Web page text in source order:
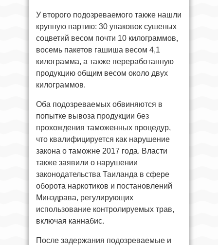
У второго подозреваемого также нашли
крупную партию: 30 упаковок сушеных
соцветий весом почти 10 килограммов,
восемь пакетов гашиша весом 4,1
килограмма, а также переработанную
продукцию общим весом около двух
килограммов.
Оба подозреваемых обвиняются в
попытке вывоза продукции без
прохождения таможенных процедур,
что квалифицируется как нарушение
закона о таможне 2017 года. Власти
также заявили о нарушении
законодательства Таиланда в сфере
оборота наркотиков и постановлений
Минздрава, регулирующих
использование контролируемых трав,
включая каннабис.
После задержания подозреваемые и